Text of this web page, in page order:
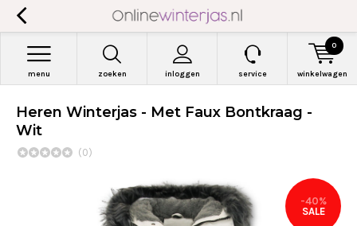
zoeken inloggen
menu service winkelwagen
0
Heren Winterjas - Met Faux Bontkraag -
Wit
(0)
-40%
SALE